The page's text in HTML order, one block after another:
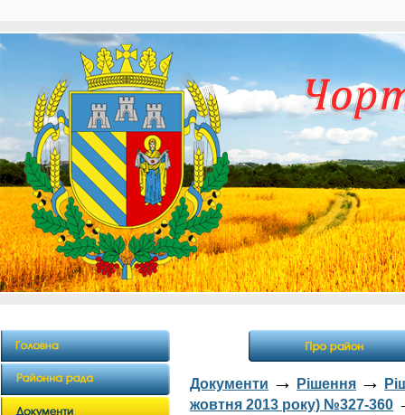
Документи → Рішення →
жовтня 2013 року) №327-360